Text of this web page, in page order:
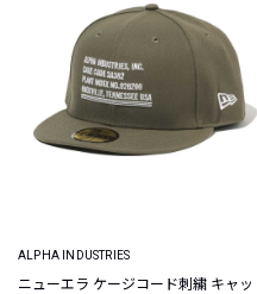
ALPHA INDUSTRIES
ニューエラ ケージコード刺繍 キャッ